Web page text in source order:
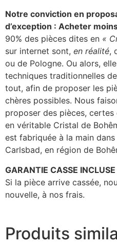
Notre conviction en
d’exception : Acheter
90% des pièces dites en «
sur internet sont, en réalité,
ou de Pologne. Ou alors,
techniques traditionnelles
tout, afin de proposer les
chères possibles. Nous
proposer des pièces,
en véritable Cristal de
est fabriquée à la main
Carlsbad, en région de
GARANTIE CASSE INCLUSE
Si la pièce arrive cassée,
nouvelle, à nos frais.
Produits